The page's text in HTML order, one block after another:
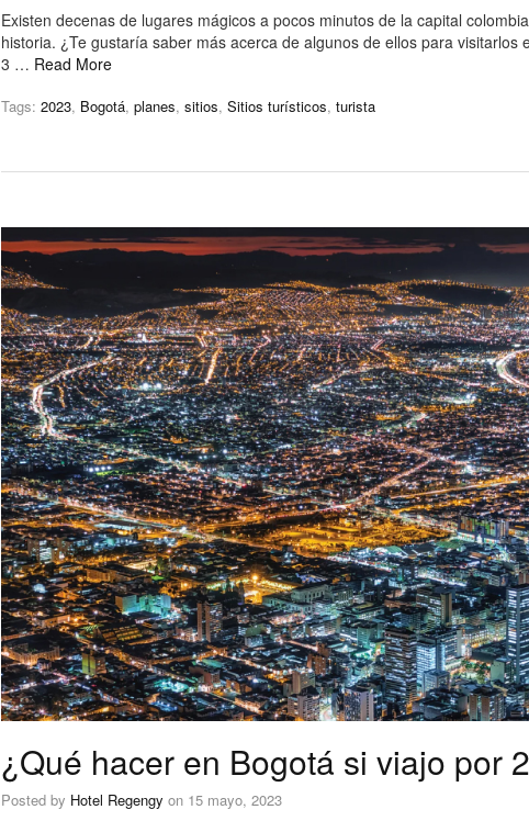
Existen decenas de lugares mágicos a pocos minutos de la capital
historia. ¿Te gustaría saber más acerca de algunos de ellos para
3 … Read More
Tags: 2023, Bogotá, planes, sitios, Sitios turísticos, turista
¿Qué hacer en Bogotá si viajo por
Posted by Hotel Regengy on 15 mayo, 2023